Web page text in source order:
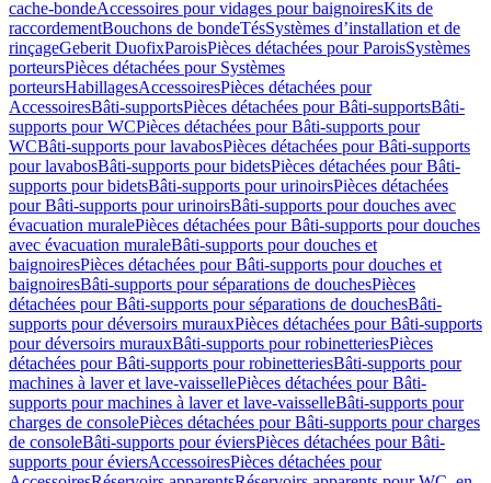
cache-bondeAccessoires pour vidages pour baignoiresKits de
raccordementBouchons de bondeTésSystèmes d’installation et de
rinçageGeberit DuofixParoisPièces détachées pour ParoisSystèmes
porteursPièces détachées pour Systèmes
porteursHabillagesAccessoiresPièces détachées pour
AccessoiresBâti-supportsPièces détachées pour Bâti-supportsBâti-
supports pour WCPièces détachées pour Bâti-supports pour
WCBâti-supports pour lavabosPièces détachées pour Bâti-supports
pour lavabosBâti-supports pour bidetsPièces détachées pour Bâti-
supports pour bidetsBâti-supports pour urinoirsPièces détachées
pour Bâti-supports pour urinoirsBâti-supports pour douches avec
évacuation muralePièces détachées pour Bâti-supports pour douches
avec évacuation muraleBâti-supports pour douches et
baignoiresPièces détachées pour Bâti-supports pour douches et
baignoiresBâti-supports pour séparations de douchesPièces
détachées pour Bâti-supports pour séparations de douchesBâti-
supports pour déversoirs murauxPièces détachées pour Bâti-supports
pour déversoirs murauxBâti-supports pour robinetteriesPièces
détachées pour Bâti-supports pour robinetteriesBâti-supports pour
machines à laver et lave-vaissellePièces détachées pour Bâti-
supports pour machines à laver et lave-vaisselleBâti-supports pour
charges de consolePièces détachées pour Bâti-supports pour charges
de consoleBâti-supports pour éviersPièces détachées pour Bâti-
supports pour éviersAccessoiresPièces détachées pour